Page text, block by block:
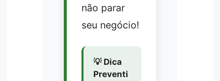
não parar
seu negócio!
💡 Dica
Preventi